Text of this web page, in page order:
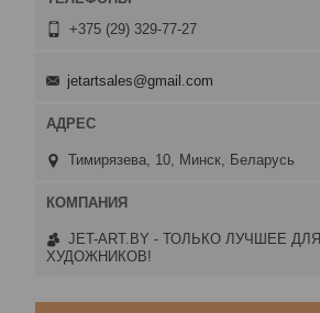
+375 (29) 329-77-27
jetartsales@gmail.com
Тимирязева, 10, Минск, Беларусь
JET-ART.BY - ТОЛЬКО ЛУЧШЕЕ ДЛЯ
ХУДОЖНИКОВ!